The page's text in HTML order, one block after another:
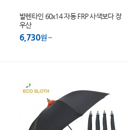
발렌타인 60x14 자동 FRP 사색보다 장
우산
6,730원